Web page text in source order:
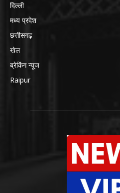
दिल्ली
मध्य प्रदेश
छत्तीसगढ़
खेल
ब्रेकिंग न्यूज
Raipur